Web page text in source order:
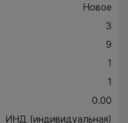
Новое
3
9
1
1
0.00
ИНД (индивидуальная)